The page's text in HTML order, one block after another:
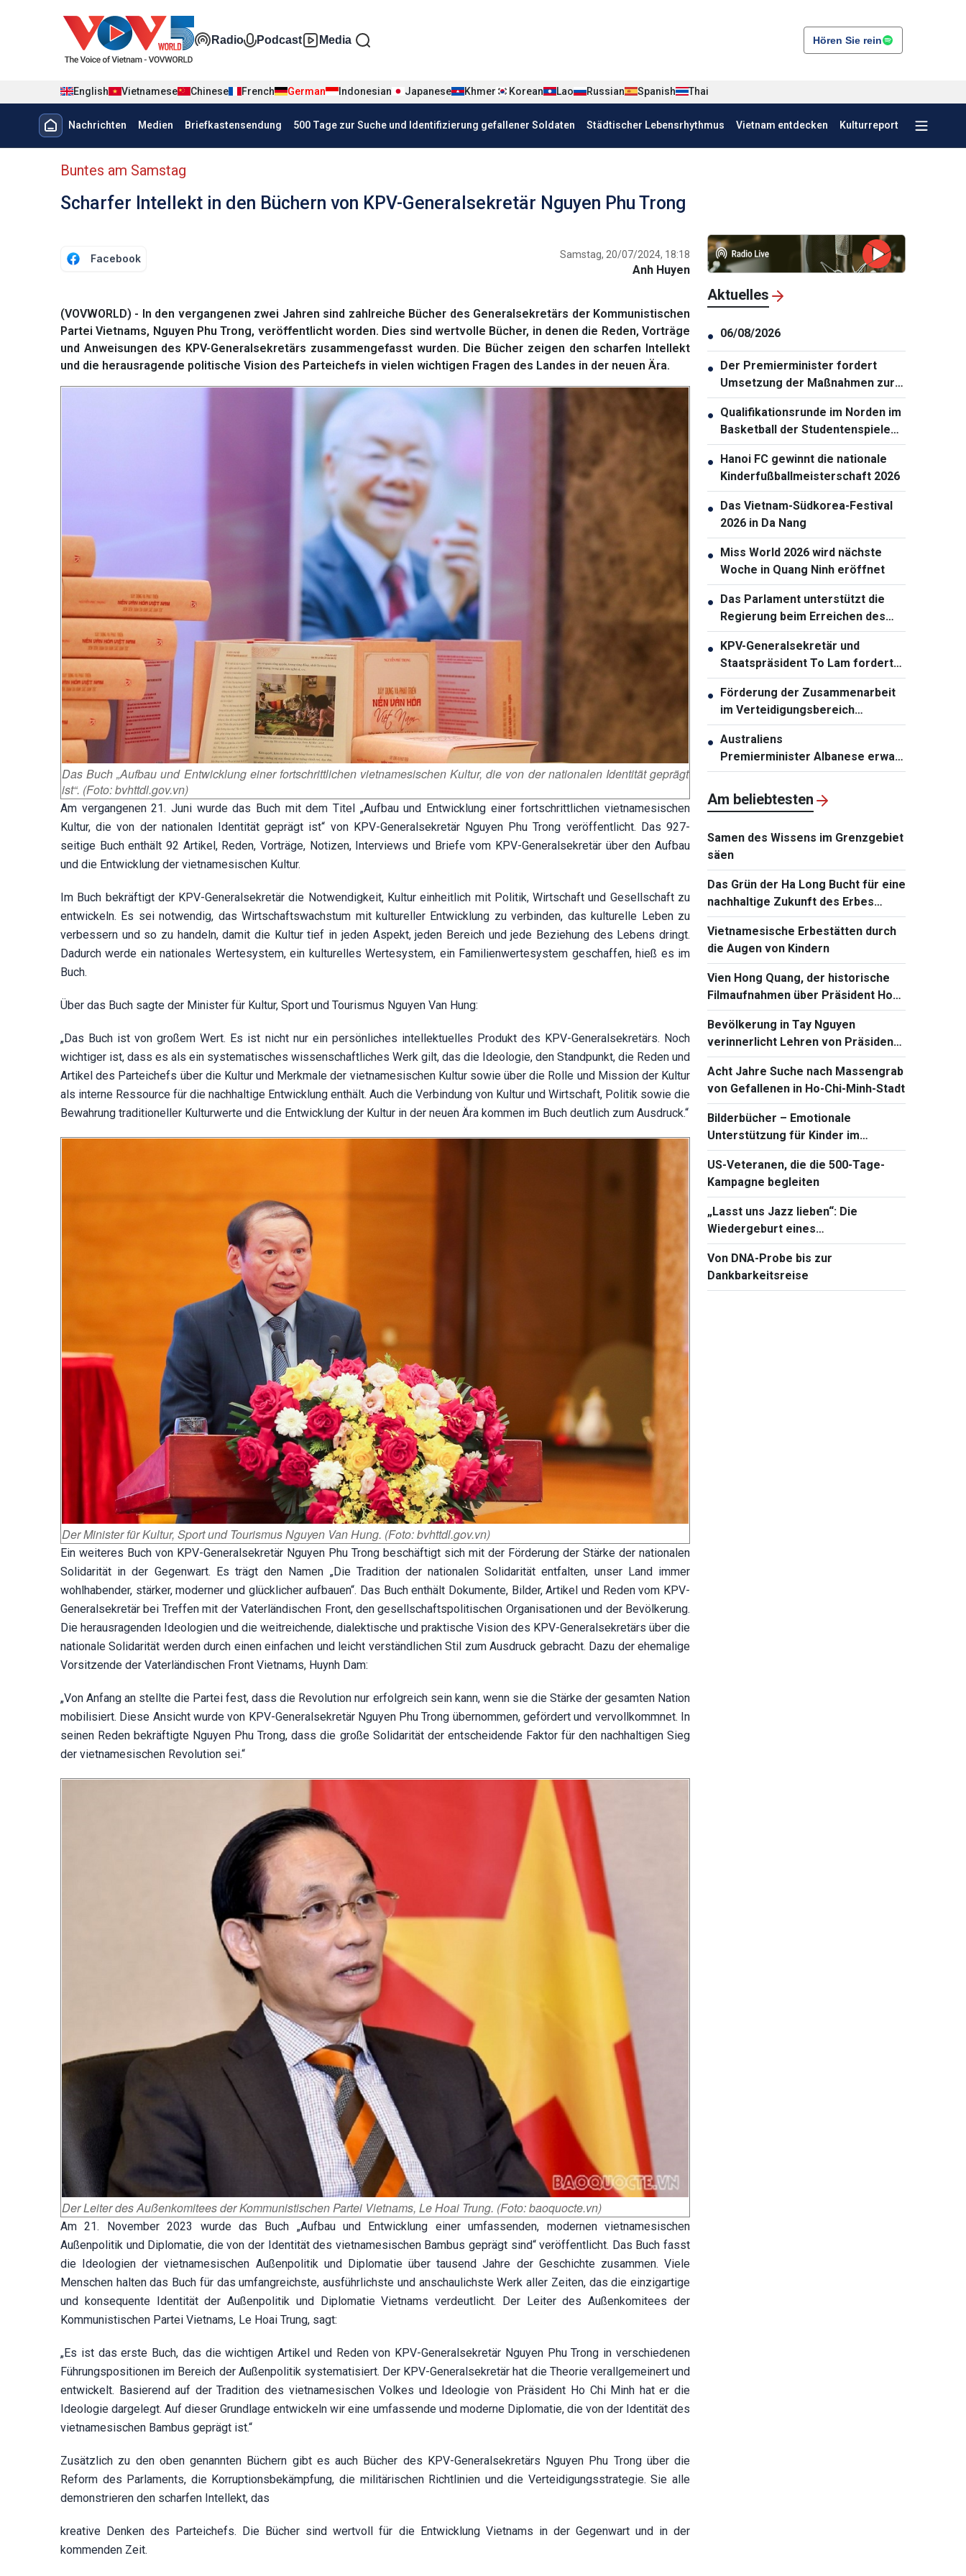
Đa phương tiện tiếng Đức
Radio Podcast Media Hören Sie rein
English Vietnamese Chinese French German Indonesian Japanese Khmer Korean Lao Russian Spanish Thai
Menu trang chủ tiếng Đức
Nachrichten Medien Briefkastensendung 500 Tage zur Suche und Identifizierung gefallener Soldaten Städtischer Lebensrhythmus Vietnam entdecken Kulturreport
menu phụ tiếng Đức
Buntes am Samstag
Scharfer Intellekt in den Büchern von KPV-Generalsekretär Nguyen Phu Trong
Facebook Samstag, 20/07/2024, 18:18
Anh Huyen
(VOVWORLD) - In den vergangenen zwei Jahren sind zahlreiche Bücher des Generalsekretärs der Kommunistischen
Partei Vietnams, Nguyen Phu Trong, veröffentlicht worden. Dies sind wertvolle Bücher, in denen die Reden, Vorträge
und Anweisungen des KPV-Generalsekretärs zusammengefasst wurden. Die Bücher zeigen den scharfen Intellekt
und die herausragende politische Vision des Parteichefs in vielen wichtigen Fragen des Landes in der neuen Ära.
Das Buch „Aufbau und Entwicklung einer fortschrittlichen vietnamesischen Kultur, die von der nationalen Identität geprägt
ist“. (Foto: bvhttdl.gov.vn)
Am vergangenen 21. Juni wurde das Buch mit dem Titel „Aufbau und Entwicklung einer fortschrittlichen vietnamesischen
Kultur, die von der nationalen Identität geprägt ist“ von KPV-Generalsekretär Nguyen Phu Trong veröffentlicht. Das 927-
seitige Buch enthält 92 Artikel, Reden, Vorträge, Notizen, Interviews und Briefe vom KPV-Generalsekretär über den Aufbau
und die Entwicklung der vietnamesischen Kultur.
Im Buch bekräftigt der KPV-Generalsekretär die Notwendigkeit, Kultur einheitlich mit Politik, Wirtschaft und Gesellschaft zu
entwickeln. Es sei notwendig, das Wirtschaftswachstum mit kultureller Entwicklung zu verbinden, das kulturelle Leben zu
verbessern und so zu handeln, damit die Kultur tief in jeden Aspekt, jeden Bereich und jede Beziehung des Lebens dringt.
Dadurch werde ein nationales Wertesystem, ein kulturelles Wertesystem, ein Familienwertesystem geschaffen, hieß es im
Buch.
Über das Buch sagte der Minister für Kultur, Sport und Tourismus Nguyen Van Hung:
„Das Buch ist von großem Wert. Es ist nicht nur ein persönliches intellektuelles Produkt des KPV-Generalsekretärs. Noch
wichtiger ist, dass es als ein systematisches wissenschaftliches Werk gilt, das die Ideologie, den Standpunkt, die Reden und
Artikel des Parteichefs über die Kultur und Merkmale der vietnamesischen Kultur sowie über die Rolle und Mission der Kultur
als interne Ressource für die nachhaltige Entwicklung enthält. Auch die Verbindung von Kultur und Wirtschaft, Politik sowie die
Bewahrung traditioneller Kulturwerte und die Entwicklung der Kultur in der neuen Ära kommen im Buch deutlich zum Ausdruck.“
Der Minister für Kultur, Sport und Tourismus Nguyen Van Hung. (Foto: bvhttdl.gov.vn)
Ein weiteres Buch von KPV-Generalsekretär Nguyen Phu Trong beschäftigt sich mit der Förderung der Stärke der nationalen
Solidarität in der Gegenwart. Es trägt den Namen „Die Tradition der nationalen Solidarität entfalten, unser Land immer
wohlhabender, stärker, moderner und glücklicher aufbauen“. Das Buch enthält Dokumente, Bilder, Artikel und Reden vom KPV-
Generalsekretär bei Treffen mit der Vaterländischen Front, den gesellschaftspolitischen Organisationen und der Bevölkerung.
Die herausragenden Ideologien und die weitreichende, dialektische und praktische Vision des KPV-Generalsekretärs über die
nationale Solidarität werden durch einen einfachen und leicht verständlichen Stil zum Ausdruck gebracht. Dazu der ehemalige
Vorsitzende der Vaterländischen Front Vietnams, Huynh Dam:
„Von Anfang an stellte die Partei fest, dass die Revolution nur erfolgreich sein kann, wenn sie die Stärke der gesamten Nation
mobilisiert. Diese Ansicht wurde von KPV-Generalsekretär Nguyen Phu Trong übernommen, gefördert und vervollkommnet. In
seinen Reden bekräftigte Nguyen Phu Trong, dass die große Solidarität der entscheidende Faktor für den nachhaltigen Sieg
der vietnamesischen Revolution sei.“
Der Leiter des Außenkomitees der Kommunistischen Partei Vietnams, Le Hoai Trung. (Foto: baoquocte.vn)
Am 21. November 2023 wurde das Buch „Aufbau und Entwicklung einer umfassenden, modernen vietnamesischen
Außenpolitik und Diplomatie, die von der Identität des vietnamesischen Bambus geprägt sind“ veröffentlicht. Das Buch fasst
die Ideologien der vietnamesischen Außenpolitik und Diplomatie über tausend Jahre der Geschichte zusammen. Viele
Menschen halten das Buch für das umfangreichste, ausführlichste und anschaulichste Werk aller Zeiten, das die einzigartige
und konsequente Identität der Außenpolitik und Diplomatie Vietnams verdeutlicht. Der Leiter des Außenkomitees der
Kommunistischen Partei Vietnams, Le Hoai Trung, sagt:
„Es ist das erste Buch, das die wichtigen Artikel und Reden von KPV-Generalsekretär Nguyen Phu Trong in verschiedenen
Führungspositionen im Bereich der Außenpolitik systematisiert. Der KPV-Generalsekretär hat die Theorie verallgemeinert und
entwickelt. Basierend auf der Tradition des vietnamesischen Volkes und Ideologie von Präsident Ho Chi Minh hat er die
Ideologie dargelegt. Auf dieser Grundlage entwickeln wir eine umfassende und moderne Diplomatie, die von der Identität des
vietnamesischen Bambus geprägt ist.“
Zusätzlich zu den oben genannten Büchern gibt es auch Bücher des KPV-Generalsekretärs Nguyen Phu Trong über die
Reform des Parlaments, die Korruptionsbekämpfung, die militärischen Richtlinien und die Verteidigungsstrategie. Sie alle
demonstrieren den scharfen Intellekt, das
kreative Denken des Parteichefs. Die Bücher sind wertvoll für die Entwicklung Vietnams in der Gegenwart und in der
kommenden Zeit.
Aktuelles
● 06/08/2026
● Der Premierminister fordert
Umsetzung der Maßnahmen zur
Gewährleistung der
Cybersicherheit
● Qualifikationsrunde im Norden im
Basketball der Studentenspiele
2026 eröffnet
● Hanoi FC gewinnt die nationale
Kinderfußballmeisterschaft 2026
● Das Vietnam-Südkorea-Festival
2026 in Da Nang
● Miss World 2026 wird nächste
Woche in Quang Ninh eröffnet
● Das Parlament unterstützt die
Regierung beim Erreichen des
zweistelligen Wachstums
● KPV-Generalsekretär und
Staatspräsident To Lam fordert
die Erneuerung der
Infrastrukturplanung
● Förderung der Zusammenarbeit
im Verteidigungsbereich
zwischen Vietnam und Malaysia
● Australiens
Premierminister Albanese erwartet
den Besuch von KPV-
Generalsekretär und
Staatspräsident To Lam
Am beliebtesten
Samen des Wissens im Grenzgebiet
säen
Das Grün der Ha Long Bucht für eine
nachhaltige Zukunft des Erbes
bewahren
Vietnamesische Erbestätten durch
die Augen von Kindern
Vien Hong Quang, der historische
Filmaufnahmen über Präsident Ho
Chi Minh koloriert
Bevölkerung in Tay Nguyen
verinnerlicht Lehren von Präsident
Ho Chi Minh über große nationale
Einheit
Acht Jahre Suche nach Massengrab
von Gefallenen in Ho-Chi-Minh-Stadt
Bilderbücher – Emotionale
Unterstützung für Kinder im
digitalen Zeitalter
US-Veteranen, die die 500-Tage-
Kampagne begleiten
„Lasst uns Jazz lieben“: Die
Wiedergeburt eines
vietnamesischen Erbes
Von DNA-Probe bis zur
Dankbarkeitsreise